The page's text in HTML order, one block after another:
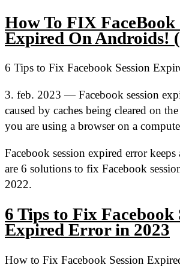
How To FIX FaceBook
Expired On Androids!
6 Tips to Fix Facebook Session
3. feb. 2023 — Facebook session
caused by caches being cleared on
you are using a browser on a
Facebook session expired error keeps
are 6 solutions to fix Facebook
2022.
6 Tips to Fix Facebook
Expired Error in 2023
How to Fix Facebook Session